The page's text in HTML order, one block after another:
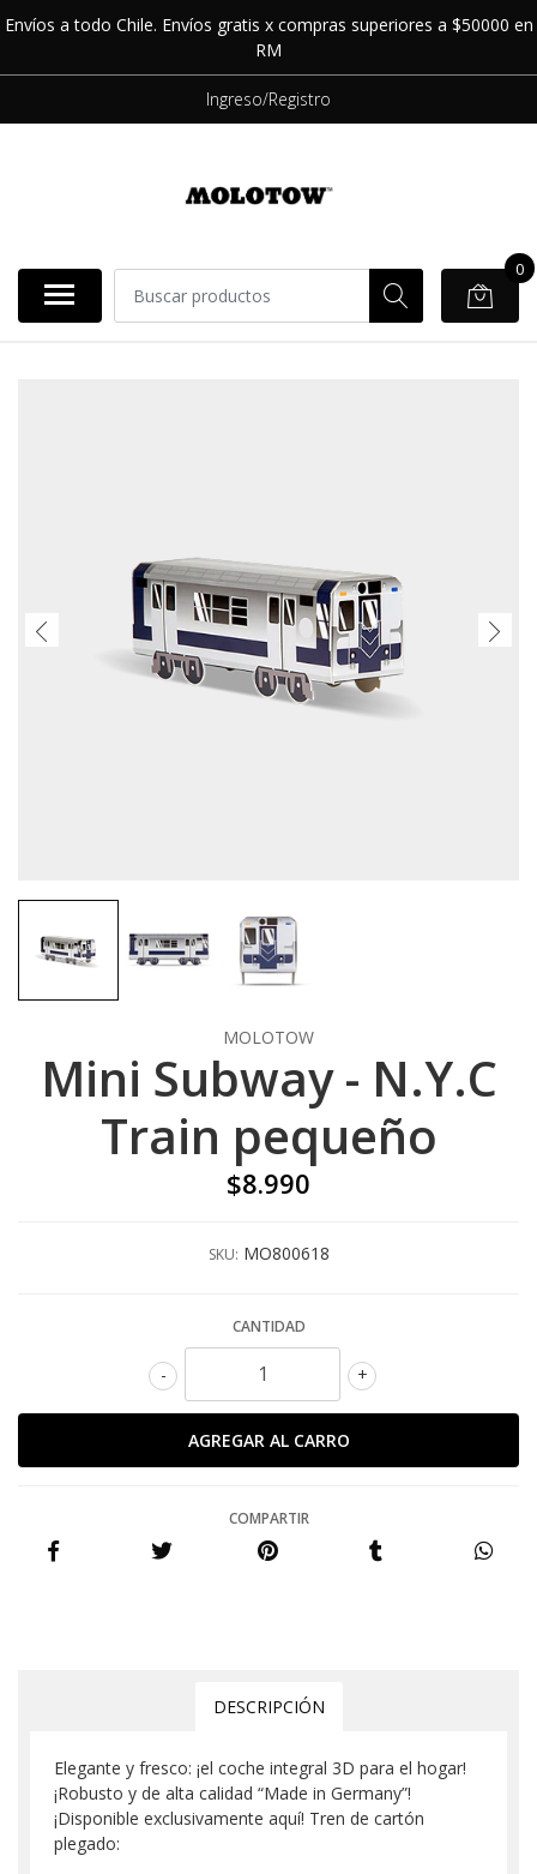
Envíos a todo Chile. Envíos gratis x compras superiores a $50000 en
RM
Ingreso/Registro
0
MOLOTOW
Mini Subway - N.Y.C
Train pequeño
$8.990
SKU: MO800618
CANTIDAD
+
-
COMPARTIR
DESCRIPCIÓN
Elegante y fresco: ¡el coche integral 3D para el hogar!
¡Robusto y de alta calidad “Made in Germany”!
¡Disponible exclusivamente aquí! Tren de cartón
plegado: